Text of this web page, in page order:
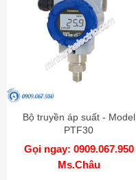
Bộ truyền áp suất - Model
PTF30
Gọi ngay: 0909.067.950
Ms.Châu